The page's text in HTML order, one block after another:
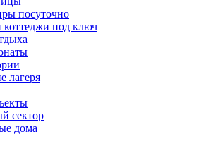
посуточно
коттеджи под ключ
лагеря
сектор
дома